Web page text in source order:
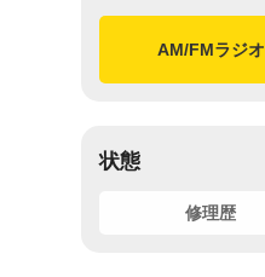
AM/FMラジオ
状態
修理歴